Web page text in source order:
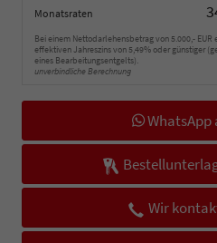
Monatsraten
Bei einem Nettodarlehensbetrag von 5.000,-
effektiven Jahreszins von 5,49% oder günstiger
eines Bearbeitungsentgelts).
unverbindliche Berechnung
WhatsApp
Wir